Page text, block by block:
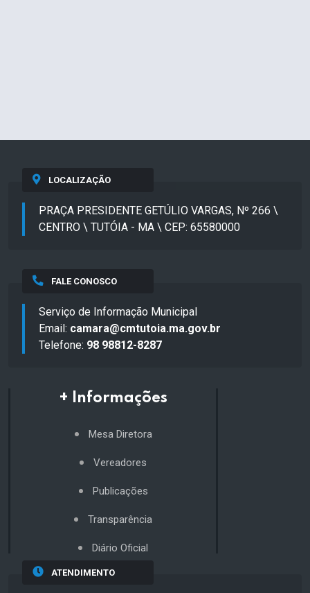
LOCALIZAÇÃO
PRAÇA PRESIDENTE GETÚLIO VARGAS, Nº 266 \
CENTRO \ TUTÓIA - MA \ CEP: 65580000
FALE CONOSCO
Serviço de Informação Municipal
Email: camara@cmtutoia.ma.gov.br
Telefone: 98 98812-8287
+ Informações
Mesa Diretora
Vereadores
Publicações
Transparência
Diário Oficial
ATENDIMENTO